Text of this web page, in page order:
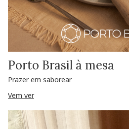
Porto Brasil à mesa
Prazer em saborear
Vem ver